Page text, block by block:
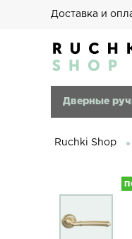
Доставка и
Дверные
Ruchki Shop